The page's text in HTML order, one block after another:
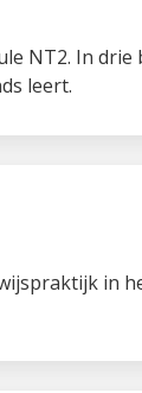
NT2. In
leert.
in